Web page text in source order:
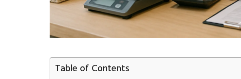
Table of Contents